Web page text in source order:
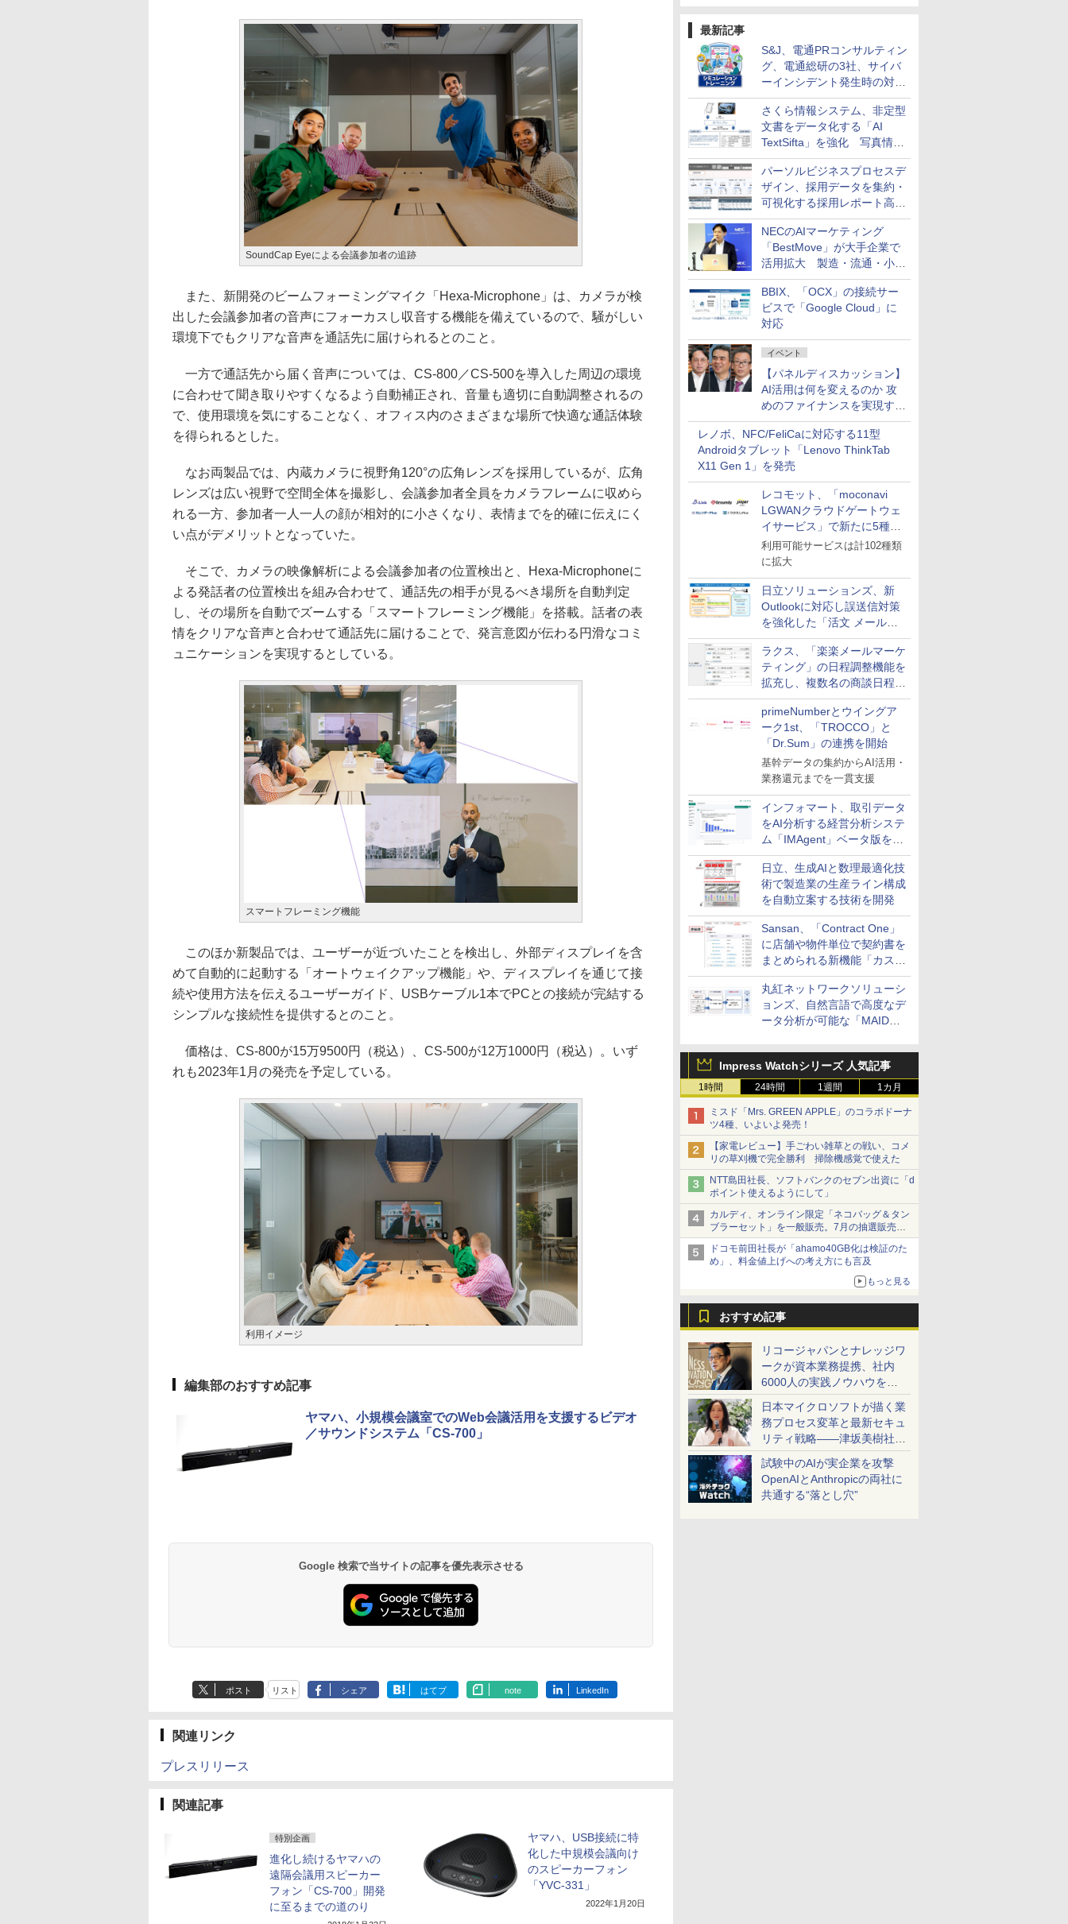
最新記事
S&J、電通PRコンサルティン
グ、電通総研の3社、サイバ
ーインシデント発生時の対応
と危機管理広報を一体的に訓
練するプログラムを提供
さくら情報システム、非定型
文書をデータ化する「AI
TextSifta」を強化 写真情報
のデータ化などに対応
パーソルビジネスプロセスデ
ザイン、採用データを集約・
可視化する採用レポート高速
化サービスを提供
NECのAIマーケティング
「BestMove」が大手企業で
活用拡大 製造・流通・小売
企業・広告代理店などが実装
フェーズへ
BBIX、「OCX」の接続サー
ビスで「Google Cloud」に
対応
イベント
【パネルディスカッション】
AI活用は何を変えるのか 攻
めのファイナンスを実現する
業務設計とマインドセット変
革
レノボ、NFC/FeliCaに対応する11型
Androidタブレット「Lenovo ThinkTab
X11 Gen 1」を発売
レコモット、「moconavi
LGWANクラウドゲートウェ
イサービス」で新たに5種類
のサービスと連携開始
利用可能サービスは計102種類
に拡大
日立ソリューションズ、新
Outlookに対応し誤送信対策
を強化した「活文 メール誤
送信防止アドインサービス」
を提供
ラクス、「楽楽メールマーケ
ティング」の日程調整機能を
拡充し、複数名の商談日程調
整を効率化
primeNumberとウイングア
ーク1st、「TROCCO」と
「Dr.Sum」の連携を開始
基幹データの集約からAI活用・
業務還元までを一貫支援
インフォマート、取引データ
をAI分析する経営分析システ
ム「IMAgent」ベータ版を提
供
日立、生成AIと数理最適化技
術で製造業の生産ライン構成
を自動立案する技術を開発
Sansan、「Contract One」
に店舗や物件単位で契約書を
まとめられる新機能「カスタ
ム契約ツリー」を追加
丸紅ネットワークソリューシ
ョンズ、自然言語で高度なデ
ータ分析が可能な「MAIDOA
Impress Watchシリーズ 人気記事
1時間 24時間 1週間 1カ月
ミスド「Mrs. GREEN APPLE」のコラボドーナ
ツ4種、いよいよ発売！
【家電レビュー】手ごわい雑草との戦い、コメ
リの草刈機で完全勝利 掃除機感覚で使えた
NTT島田社長、ソフトバンクのセブン出資に「d
ポイント使えるようにして」
カルディ、オンライン限定「ネコバッグ＆タン
ブラーセット」を一般販売。7月の抽選販売の
当選無効分
ドコモ前田社長が「ahamo40GB化は検証のた
め」、料金値上げへの考え方にも言及
もっと見る
おすすめ記事
リコージャパンとナレッジワ
ークが資本業務提携、社内
6000人の実践ノウハウを生
かした「AI商談記録 for
RICOH」を展開へ
日本マイクロソフトが描く業
務プロセス変革と最新セキュ
リティ戦略――津坂美樹社長
が2027年度戦略を説明
試験中のAIが実企業を攻撃
OpenAIとAnthropicの両社に
共通する“落とし穴”
SoundCap Eyeによる会議参加者の追跡
また、新開発のビームフォーミングマイク「Hexa-Microphone」は、カメラが検
出した会議参加者の音声にフォーカスし収音する機能を備えているので、騒がしい
環境下でもクリアな音声を通話先に届けられるとのこと。
一方で通話先から届く音声については、CS-800／CS-500を導入した周辺の環境
に合わせて聞き取りやすくなるよう自動補正され、音量も適切に自動調整されるの
で、使用環境を気にすることなく、オフィス内のさまざまな場所で快適な通話体験
を得られるとした。
なお両製品では、内蔵カメラに視野角120°の広角レンズを採用しているが、広角
レンズは広い視野で空間全体を撮影し、会議参加者全員をカメラフレームに収めら
れる一方、参加者一人一人の顔が相対的に小さくなり、表情までを的確に伝えにく
い点がデメリットとなっていた。
そこで、カメラの映像解析による会議参加者の位置検出と、Hexa-Microphoneに
よる発話者の位置検出を組み合わせて、通話先の相手が見るべき場所を自動判定
し、その場所を自動でズームする「スマートフレーミング機能」を搭載。話者の表
情をクリアな音声と合わせて通話先に届けることで、発言意図が伝わる円滑なコミ
ュニケーションを実現するとしている。
スマートフレーミング機能
このほか新製品では、ユーザーが近づいたことを検出し、外部ディスプレイを含
めて自動的に起動する「オートウェイクアップ機能」や、ディスプレイを通じて接
続や使用方法を伝えるユーザーガイド、USBケーブル1本でPCとの接続が完結する
シンプルな接続性を提供するとのこと。
価格は、CS-800が15万9500円（税込）、CS-500が12万1000円（税込）。いず
れも2023年1月の発売を予定している。
利用イメージ
編集部のおすすめ記事
ヤマハ、小規模会議室でのWeb会議活用を支援するビデオ
／サウンドシステム「CS-700」
Google 検索で当サイトの記事を優先表示させる
ポスト リスト シェア はてブ note LinkedIn
関連リンク
プレスリリース
関連記事
特別企画
進化し続けるヤマハの
遠隔会議用スピーカー
フォン「CS-700」開発
に至るまでの道のり
ヤマハ、USB接続に特
化した中規模会議向け
のスピーカーフォン
「YVC-331」
2022年1月20日